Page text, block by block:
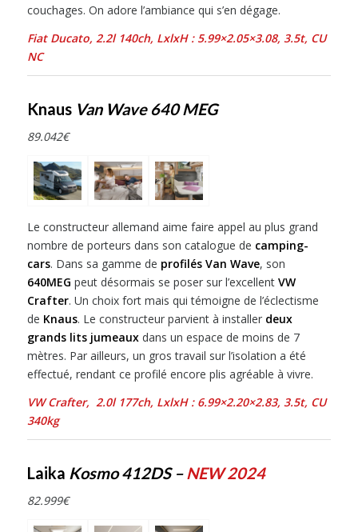
couchages. On adore l’ambiance qui s’en dégage.
Fiat Ducato, 2.2l 140ch, LxlxH : 5.99×2.05×3.08, 3.5t, CU
NC
Knaus Van Wave 640 MEG
89.042€
Le constructeur allemand aime faire appel au plus grand
nombre de porteurs dans son catalogue de camping-
cars. Dans sa gamme de profilés Van Wave, son
640MEG peut désormais se poser sur l’excellent VW
Crafter. Un choix fort mais qui témoigne de l’éclectisme
de Knaus. Le constructeur parvient à installer deux
grands lits jumeauxdans un espace de moins de 7
mètres. Par ailleurs, un gros travail sur l’isolation a été
effectué, rendant ce profilé encore plis agréable à vivre.
VW Crafter, 2.0l 177ch, LxlxH : 6.99×2.20×2.83, 3.5t, CU
340kg
Laika Kosmo 412DS –NEW 2024
82.999€